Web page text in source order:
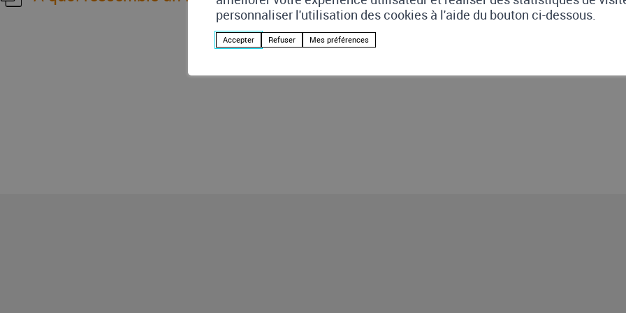
Tant que l’installation n’est pas conforme, le rapport de sécurité ne peut pas être
Contrôle de réception
Les coordonnées de contrôleur et résultat du contrôle si contrôle périodique ou
La signature de la personne qui à procédé au contrôle
La signature de la personne titulaire de l’autorisation (d’installer ou de
personnaliser l'utilisation des cookies à l'aide du bouton ci-dessous.
Accepter Refuser Mes préférences